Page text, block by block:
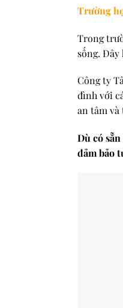
Trường
Trong
sống.
Công ty
đình với
an tâm
Dù có
đảm bảo